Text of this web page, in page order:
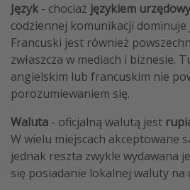
Język - chociaż językiem
codziennej komunikacji dominuje
Francuski jest również
zwłaszcza w mediach i biznesie.
angielskim lub francuskim nie
porozumiewaniem się.
Waluta - oficjalną walutą jest
W wielu miejscach akceptowane
jednak reszta zwykle wydawana
się posiadanie lokalnej waluty na